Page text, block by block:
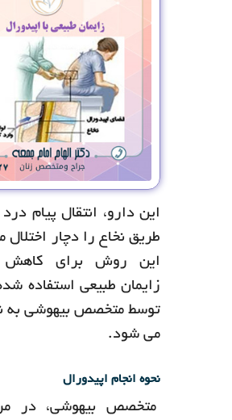
این دارو، انتقال پیام
طریق نخاع را دچار اختلال
این روش برای
زایمان طبیعی استفاده
توسط متخصص بیهوشی به
می شود.
نحوه انجام اپیدورال
متخصص بیهوشی، در